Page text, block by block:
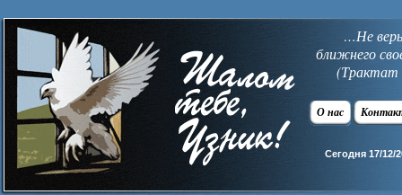
…Не
ближнего
(Трактат
О нас
Сегодня 17/12/